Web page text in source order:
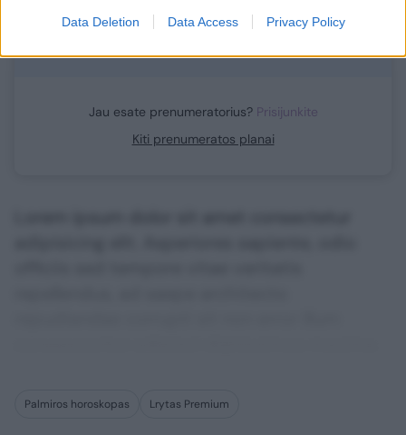
Data Deletion Data Access Privacy Policy
Prenumeruoti
Jau esate prenumeratorius? Prisijunkite
Kiti prenumeratos planai
Palmiros horoskopas Lrytas Premium